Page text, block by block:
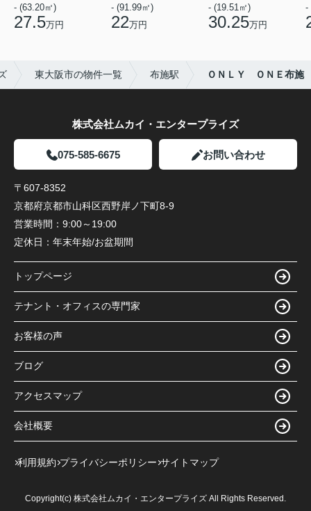
- (63.20㎡)
27.5万円
- (91.99㎡)
22万円
- (19.51㎡)
30.25万円
-
東大阪市の物件一覧 布施駅 ＯＮＬＹ ＯＮＥ布施
株式会社ムカイ・エンタープライズ
075-585-6675 お問い合わせ
〒607-8352
京都府京都市山科区西野岸ノ下町8-9
営業時間： 9:00～19:00
定休日： 年末年始/お盆期間
トップページ
テナント・オフィスの専門家
お客様の声
ブログ
アクセスマップ
会社概要
利用規約 プライバシーポリシー サイトマップ
Copyright(c) 株式会社ムカイ・エンタープライズ All Rights Reserved.